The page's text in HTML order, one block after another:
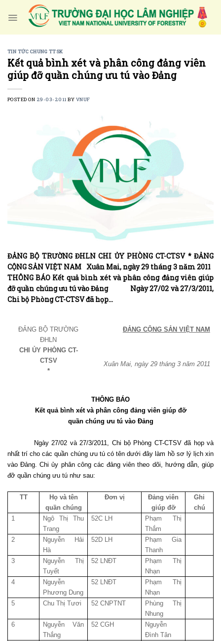
TIN TỨC CHUNG TTSK
Kết quả bình xét và phân công đảng viên
giúp đỡ quần chúng ưu tú vào Đảng
POSTED ON 29-03-2011 BY VNUF
ĐẢNG BỘ TRƯỜNG ĐHLN CHI ỦY PHÒNG CT-CTSV * ĐẢNG
CỘNG SẢN VIỆT NAM Xuân Mai, ngày 29 tháng 3 năm 2011
THÔNG BÁO Kết quả bình xét và phân công đảng viên giúp
đỡ quần chúng ưu tú vào Đảng Ngày 27/02 và 27/3/2011,
Chi bộ Phòng CT-CTSV đã họp…
ĐẢNG BỘ TRƯỜNG
ĐHLN
CHI ỦY PHÒNG CT-
CTSV
*
ĐẢNG CỘNG SẢN VIỆT NAM
Xuân Mai, ngày 29 tháng 3 năm 2011
THÔNG BÁO
Kết quả bình xét và phân công đảng viên giúp đỡ
quần chúng ưu tú vào Đảng
Ngày 27/02 và 27/3/2011, Chi bộ Phòng CT-CTSV đã họp và
nhất trí cho các quần chúng ưu tú có tên dưới đây làm hồ sơ lý lịch xin
vào Đảng. Chi ủy phân công các đảng viên theo dõi, hướng dẫn, giúp
đỡ quần chúng ưu tú như sau:
TT
Họ và tên
quần chúng
Đơn vị
Đảng viên
giúp đỡ
Ghi
chú
1
Ngô Thị Thu
Trang
52C LH
Phạm Thị
Thắm
2
Nguyễn Hải
Hà
52D LH
Phạm Gia
Thanh
3
Nguyễn Thị
Tuyết
52 LNĐT
Phạm Thị
Nhạn
4
Nguyễn
Phương Dung
52 LNĐT
Phạm Thị
Nhạn
5
Chu Thị Tươi 52 CNPTNT
Phùng Thị
Nhung
6
Nguyễn Văn
Thắng
52 CGH
Nguyễn
Đình Tân